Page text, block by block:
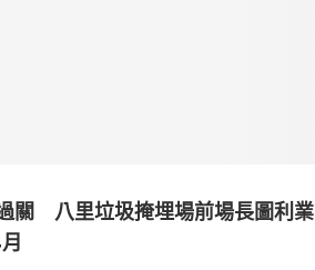
關 八里垃圾掩埋場前場長圖利業